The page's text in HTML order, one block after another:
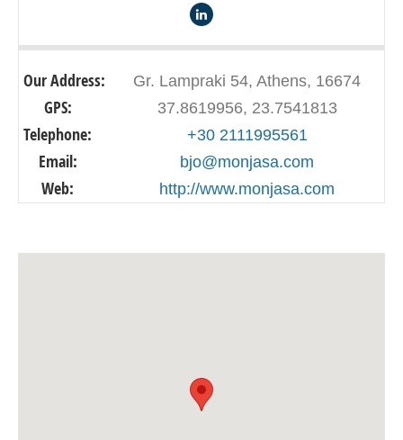
Our Address: Gr. Lampraki 54, Athens, 16674
GPS: 37.8619956, 23.7541813
Telephone: +30 2111995561
Email: bjo@monjasa.com
Web: http://www.monjasa.com